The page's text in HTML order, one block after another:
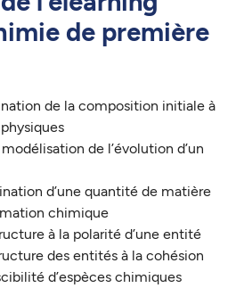
de première
de la composition initiale à
de l’évolution d’un
d’une quantité de matière
chimique
à la polarité d’une entité
des entités à la cohésion
d’espèces chimiques